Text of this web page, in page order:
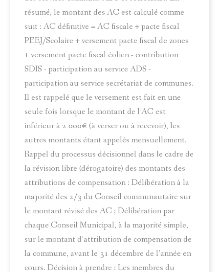
résumé, le montant des AC est calculé comme
suit : AC définitive = AC fiscale + pacte fiscal
PEEJ/Scolaire + versement pacte fiscal de zones
+ versement pacte fiscal éolien - contribution
SDIS - participation au service ADS -
participation au service secrétariat de communes.
Il est rappelé que le versement est fait en une
seule fois lorsque le montant de l’AC est
inférieur à 2 000€ (à verser ou à recevoir), les
autres montants étant appelés mensuellement.
Rappel du processus décisionnel dans le cadre de
la révision libre (dérogatoire) des montants des
attributions de compensation : Délibération à la
majorité des 2/3 du Conseil communautaire sur
le montant révisé des AC ; Délibération par
chaque Conseil Municipal, à la majorité simple,
sur le montant d’attribution de compensation de
la commune, avant le 31 décembre de l’année en
cours. Décision à prendre : Les membres du